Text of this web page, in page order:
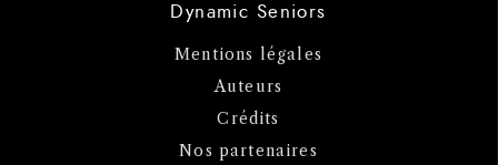
Dynamic Seniors
Mentions légales
Auteurs
Crédits
Nos partenaires